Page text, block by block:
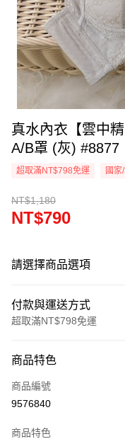
真水內衣【雲中
A/B罩 (灰) #8877
超取滿NT$798免運 國家
NT$1,180
NT$790
請選擇商品選項
付款與運送方式
超取滿NT$798免運
信用卡一次付款
超商取貨付款
商品特色
商品編號
9576840
商品特色